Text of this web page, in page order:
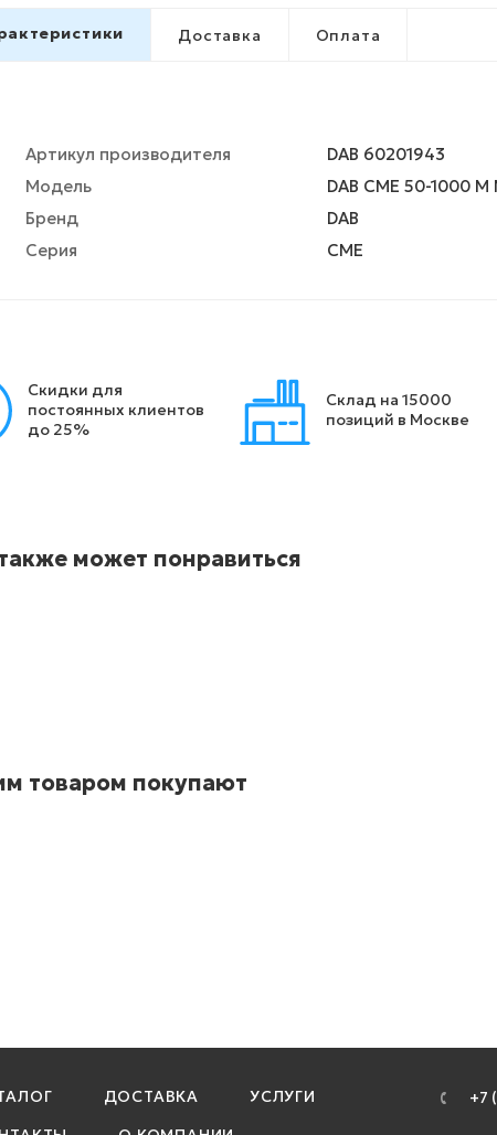
Доставка Оплата
Артикул производителя
DAB 60201943
Модель
DAB CME 50-1000 M
Бренд
DAB
Серия
CME
Скидки для
постоянных клиентов
до 25%
Склад на 15000
позиций в Москве
может понравиться
товаром покупают
ДОСТАВКА
УСЛУГИ
+7